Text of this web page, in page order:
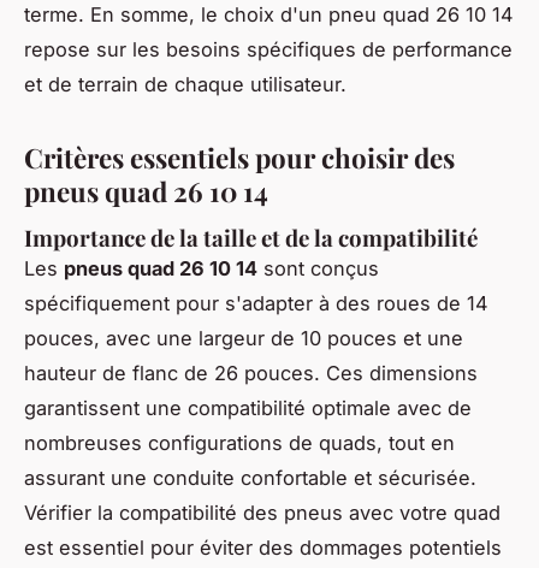
terme. En somme, le choix d'un pneu quad 26 10 14
repose sur les besoins spécifiques de performance
et de terrain de chaque utilisateur.
Critères essentiels pour choisir des
pneus quad 26 10 14
Importance de la taille et de la compatibilité
Les pneus quad 26 10 14 sont conçus
spécifiquement pour s'adapter à des roues de 14
pouces, avec une largeur de 10 pouces et une
hauteur de flanc de 26 pouces. Ces dimensions
garantissent une compatibilité optimale avec de
nombreuses configurations de quads, tout en
assurant une conduite confortable et sécurisée.
Vérifier la compatibilité des pneus avec votre quad
est essentiel pour éviter des dommages potentiels